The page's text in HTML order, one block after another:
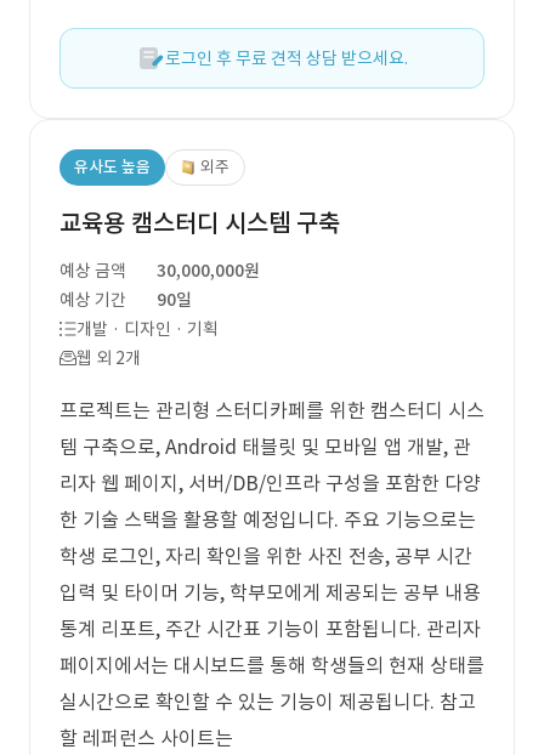
로그인 후 무료 견적 상담 받으세요.
유사도 높음 외주
교육용 캠스터디 시스템 구축
예상 금액
30,000,000원
예상 기간
90일
개발 · 디자인 · 기획
웹 외 2개
프로젝트는 관리형 스터디카페를 위한 캠스터디 시스
템 구축으로, Android 태블릿 및 모바일 앱 개발, 관
리자 웹 페이지, 서버/DB/인프라 구성을 포함한 다양
한 기술 스택을 활용할 예정입니다. 주요 기능으로는
학생 로그인, 자리 확인을 위한 사진 전송, 공부 시간
입력 및 타이머 기능, 학부모에게 제공되는 공부 내용
통계 리포트, 주간 시간표 기능이 포함됩니다. 관리자
페이지에서는 대시보드를 통해 학생들의 현재 상태를
실시간으로 확인할 수 있는 기능이 제공됩니다. 참고
할 레퍼런스 사이트는